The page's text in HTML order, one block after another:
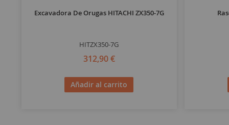
Excavadora De Orugas HITACHI ZX350-7G
HITZX350-7G
312,90 €
Añadir al carrito